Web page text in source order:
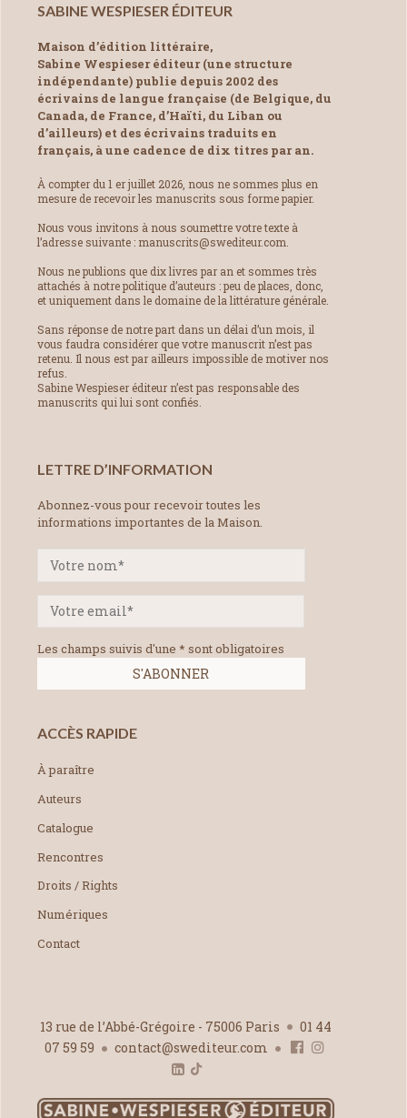
SABINE WESPIESER ÉDITEUR
Maison d’édition littéraire,
Sabine Wespieser éditeur (une structure
indépendante) publie depuis 2002 des
écrivains de langue française (de Belgique, du
Canada, de France, d’Haïti, du Liban ou
d’ailleurs) et des écrivains traduits en
français, à une cadence de dix titres par an.
À compter du 1 er juillet 2026, nous ne sommes plus en
mesure de recevoir les manuscrits sous forme papier.
Nous vous invitons à nous soumettre votre texte à
l’adresse suivante : manuscrits@swediteur.com.
Nous ne publions que dix livres par an et sommes très
attachés à notre politique d’auteurs : peu de places, donc,
et uniquement dans le domaine de la littérature générale.
Sans réponse de notre part dans un délai d’un mois, il
vous faudra considérer que votre manuscrit n’est pas
retenu. Il nous est par ailleurs impossible de motiver nos
refus.
Sabine Wespieser éditeur n’est pas responsable des
manuscrits qui lui sont confiés.
LETTRE D’INFORMATION
Abonnez-vous pour recevoir toutes les
informations importantes de la Maison.
Les champs suivis d'une * sont obligatoires
ACCÈS RAPIDE
À paraître
Auteurs
Catalogue
Rencontres
Droits / Rights
Numériques
Contact
13 rue de l’Abbé-Grégoire - 75006 Paris
01 44
07 59 59
contact@swediteur.com